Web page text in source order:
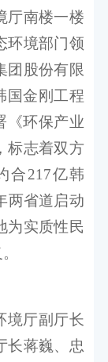
厅南楼一楼
环境部门领
团股份有限
国金刚工程
《环保产业
标志着双方
合217亿韩
两省道启动
为实质性民
境厅副厅长
长蒋巍、忠